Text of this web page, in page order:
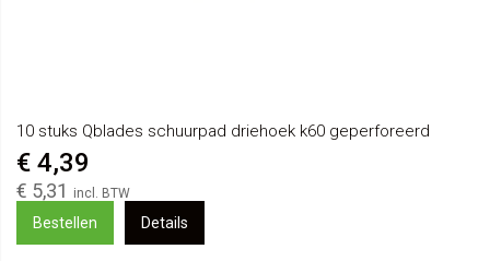
10 stuks Qblades schuurpad driehoek k60 geperforeerd
€ 5,31
€ 4,39
Bestellen Details